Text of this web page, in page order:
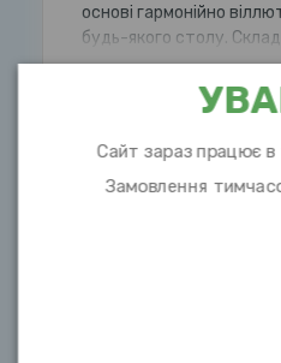
основі гармонійно
будь-якого столу.
Розгорнути опис
Сайт зараз працює
Замовлення